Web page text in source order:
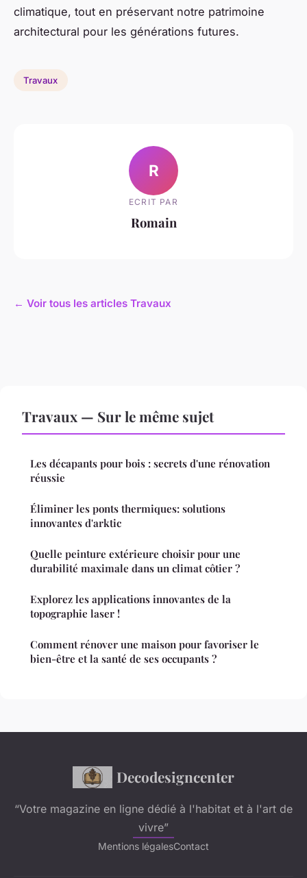
climatique, tout en préservant notre patrimoine
architectural pour les générations futures.
Travaux
R
ECRIT PAR
Romain
← Voir tous les articles Travaux
Travaux — Sur le même sujet
Les décapants pour bois : secrets d'une rénovation
réussie
Éliminer les ponts thermiques: solutions
innovantes d'arktic
Quelle peinture extérieure choisir pour une
durabilité maximale dans un climat côtier ?
Explorez les applications innovantes de la
topographie laser !
Comment rénover une maison pour favoriser le
bien-être et la santé de ses occupants ?
Decodesigncenter
“Votre magazine en ligne dédié à l'habitat et à l'art de
vivre”
Mentions légalesContact